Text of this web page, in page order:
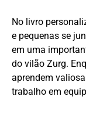
No livro
e pequenas se
em uma
do vilão Zurg.
aprendem
trabalho em